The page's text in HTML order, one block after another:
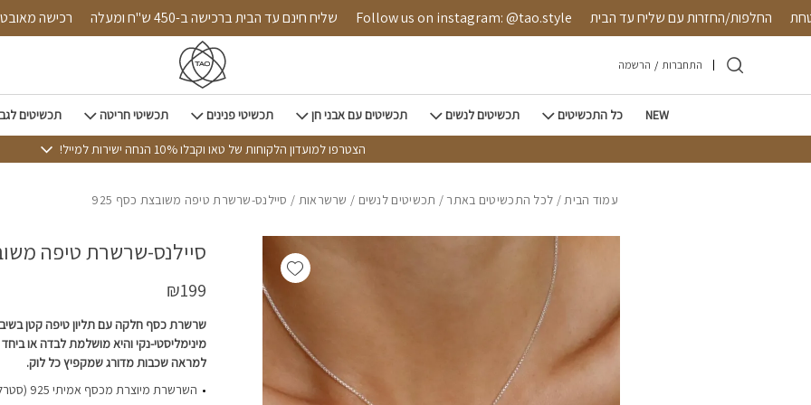
Skip to Content
מאובטחת החלפות/החזרות עם שליח עד הבית Follow us on instagram: @tao.style שליח חינם עד הבית ברכישה ב-450 ש"ח ומעלה
התחברות / הרשמה
NEW כל התכשיטים תכשיטים לנשים תכשיטים עם אבני חן תכשיטי פנינים תכשיטי חריטה תכשיטים
הצטרפו למועדון הלקוחות של טאו וקבלו 10% הנחה ישירות למייל!
עמוד הבית/ לכל התכשיטים באתר / תכשיטים לנשים / שרשראות / סיילנס-שרשרת טיפה משובצת כסף 925
סיילנס-שרשרת טיפה
₪199
שרשרת כסף חלקה עם תליון טיפה קטן
מינימליסטי-נקי והיא מושלמת לבדה או
למראה שכבות מדורג שמקפיץ כל לוק.
השרשרת
Add wishlist
בחזרה למעלה